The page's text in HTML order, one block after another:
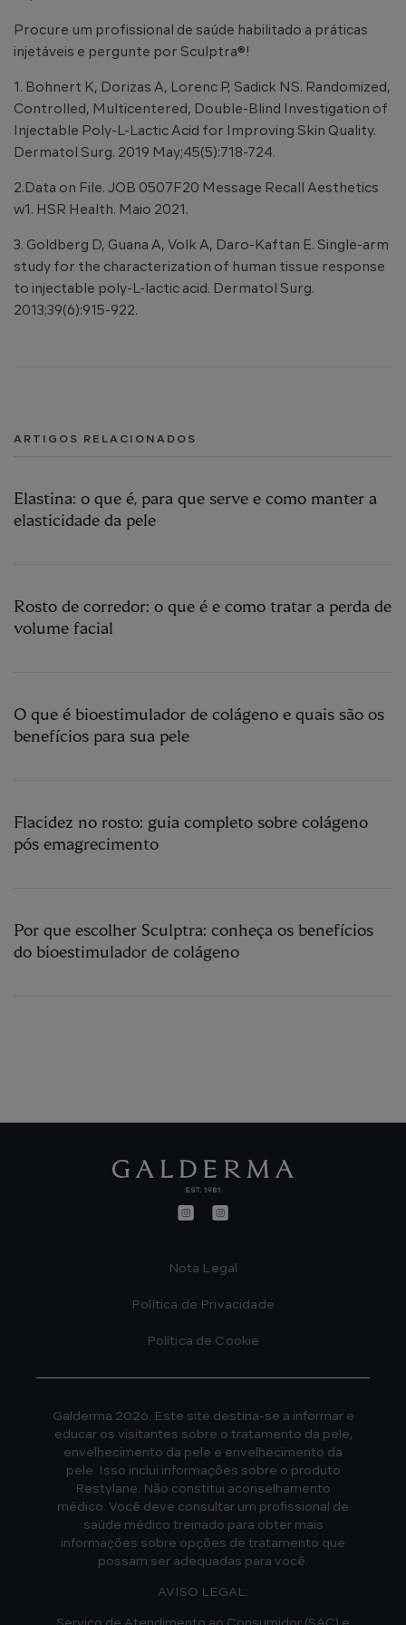
Procure um profissional de saúde habilitado a práticas
injetáveis e pergunte por Sculptra®!
1. Bohnert K, Dorizas A, Lorenc P, Sadick NS. Randomized,
Controlled, Multicentered, Double-Blind Investigation of
Injectable Poly-L-Lactic Acid for Improving Skin Quality.
Dermatol Surg. 2019 May;45(5):718-724.
2.Data on File. JOB 0507F20 Message Recall Aesthetics
w1. HSR Health. Maio 2021.
3. Goldberg D, Guana A, Volk A, Daro-Kaftan E. Single-arm
study for the characterization of human tissue response
to injectable poly-L-lactic acid. Dermatol Surg.
2013;39(6):915-922.
ARTIGOS RELACIONADOS
Elastina: o que é, para que serve e como manter a
elasticidade da pele
Rosto de corredor: o que é e como tratar a perda de
volume facial
O que é bioestimulador de colágeno e quais são os
benefícios para sua pele
Flacidez no rosto: guia completo sobre colágeno
pós emagrecimento
Por que escolher Sculptra: conheça os benefícios
do bioestimulador de colágeno
Nota Legal
Política de Privacidade
Política de Cookie
Galderma 2026. Este site destina-se a informar e
educar os visitantes sobre o tratamento da pele,
envelhecimento da pele e envelhecimento da
pele. Isso inclui informações sobre o produto
Restylane. Não constitui aconselhamento
médico. Você deve consultar um profissional de
saúde médico treinado para obter mais
informações sobre opções de tratamento que
possam ser adequadas para você.
AVISO LEGAL: